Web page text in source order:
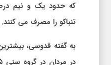
که حدود یک و نیم
تنباکو را مصرف می کنند.
به گفته قدوسی،